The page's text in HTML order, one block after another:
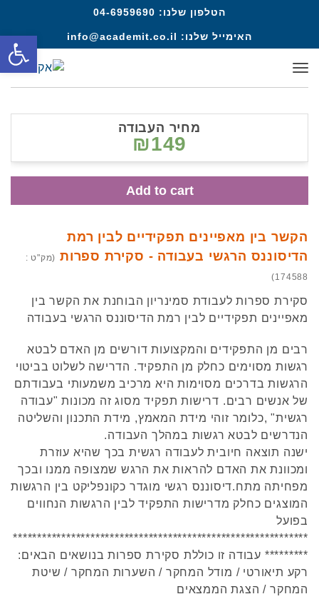
הטלפון שלנו: 04-6959690
האימייל שלנו: info@academit.co.il
תפריט
הקשר בין מאפיינים תפקידיים לבין רמת
הדיסוננס הרגשי בעבודה - סקירת ספרות (מק"ט :
174588)
סקירת ספרות לעבודת סמינריון הבוחנת את הקשר בין
מאפיינים תפקידיים לבין רמת הדיסוננס הרגשי בעבודה
רבים מן התפקידים והמקצועות דורשים מן האדם לבטא
רגשות מסוימים כחלק מן התפקיד. הדרישה לשלוט בביטוי
הרגשות בדרכים מסוימות היא מרכיב משמעותי בעבודתם
של אנשים רבים. דרישות תפקיד מסוג זה מכונות "עבודה
רגשית" ,כלומר זוהי מידת המאמץ, מידת התכנון והשליטה
הנדרשים לבטא רגשות במהלך העבודה.
ישנה תוצאה חיובית לעבודה רגשית בכך שהיא עוזרת
ומכוונת את האדם להראות את הרגש שמצופה ממנו ובכך
מפחיתה מתח.דיסוננס רגשי מוגדר כקונפליקט בין הרגשות
המוצגים כחלק מדרישות התפקיד לבין הרגשות הנחווים
בפועל
*************************************************************
********* עבודה זו כוללת סקירת ספרות בנושאים הבאים:
רקע תיאורטי / מודל המחקר / השערות המחקר / שיטת
המחקר / הצגת הממצאים
מחיר העבודה
₪149
Add to cart
פתח